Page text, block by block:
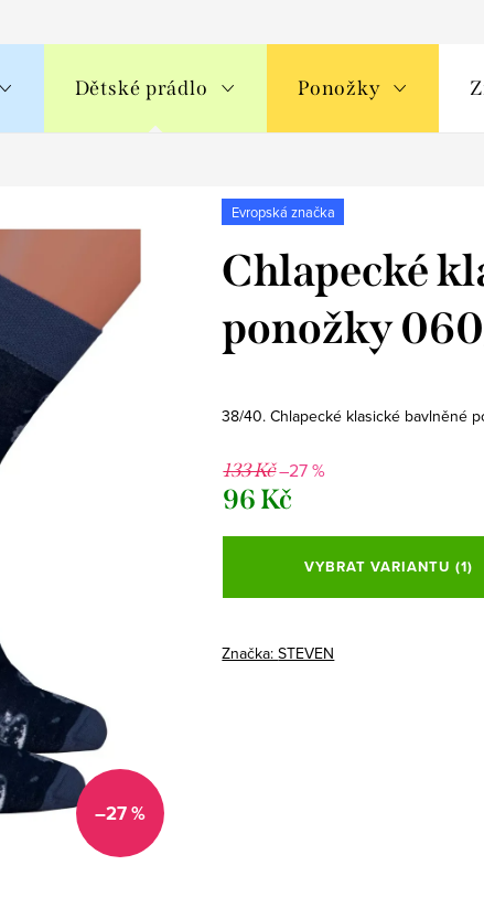
Dětské prádlo Ponožky
–27 %
Evropská značka
Chlapecké
ponožky
38/40. Chlapecké klasické bavlněné
133 Kč–27 %
96 Kč
Měrná
VYBRAT VARIANTU (1)
Značka:STEVEN